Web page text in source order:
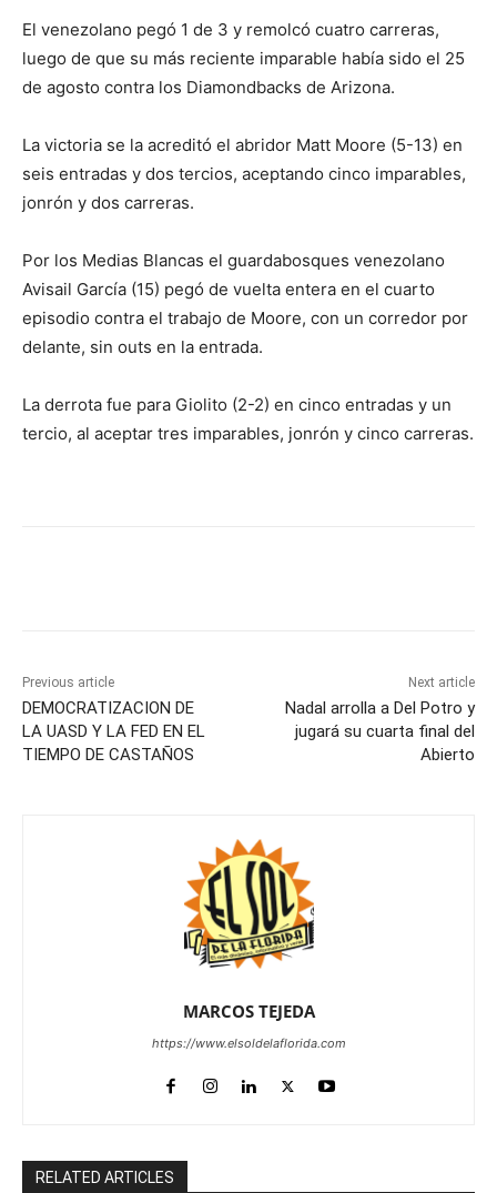
El venezolano pegó 1 de 3 y remolcó cuatro carreras,
luego de que su más reciente imparable había sido el 25
de agosto contra los Diamondbacks de Arizona.
La victoria se la acreditó el abridor Matt Moore (5-13) en
seis entradas y dos tercios, aceptando cinco imparables,
jonrón y dos carreras.
Por los Medias Blancas el guardabosques venezolano
Avisail García (15) pegó de vuelta entera en el cuarto
episodio contra el trabajo de Moore, con un corredor por
delante, sin outs en la entrada.
La derrota fue para Giolito (2-2) en cinco entradas y un
tercio, al aceptar tres imparables, jonrón y cinco carreras.
Previous article
DEMOCRATIZACION DE
LA UASD Y LA FED EN EL
TIEMPO DE CASTAÑOS
Next article
Nadal arrolla a Del Potro y
jugará su cuarta final del
Abierto
MARCOS TEJEDA
https://www.elsoldelaflorida.com
RELATED ARTICLES